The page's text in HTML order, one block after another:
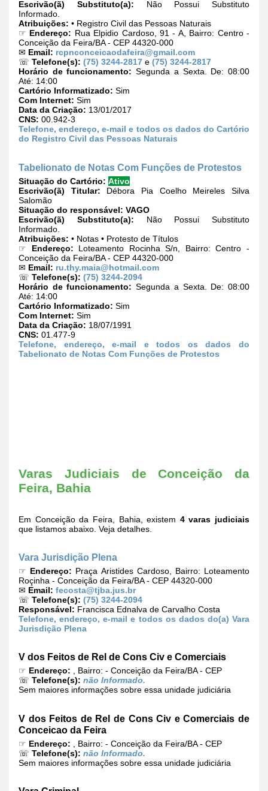
Escrivão(ã) Substituto(a): Não Possui Substituto
Informado.
Atribuições: • Registro Civil das Pessoas Naturais
☞ Endereço: Rua Elpidio Cardoso, 91 - A, Bairro: Centro -
Conceição da Feira/BA - CEP 44320-000
✉ Email: rcpnconceicaodafeira@gmail.com
☏ Telefone(s): (75) 3244-2817 e (75) 3244-2817
Horário de funcionamento: Segunda a Sexta. De: 08:00
Até: 14:00
Cartório Informatizado: Sim
Com Internet: Sim
Data da Criação: 13/01/2017
CNS: 00.942-3
Telefone, endereço, e-mail e todos os dados do Cartório
do Registro Civil das Pessoas Naturais
Tabelionato de Notas Com Funções de Protestos
Situação do Cartório: Ativo
Escrivão(ã) Titular: Débora Pia Coelho Meireles Silva
Salomão
Situação do responsável: VAGO
Escrivão(ã) Substituto(a): Não Possui Substituto
Informado.
Atribuições: • Notas • Protesto de Títulos
☞ Endereço: Loteamento Rocinha S/n, Bairro: Centro -
Conceição da Feira/BA - CEP 44320-000
✉ Email: ru.thy.maia@hotmail.com
☏ Telefone(s): (75) 3244-2094
Horário de funcionamento: Segunda a Sexta. De: 08:00
Até: 14:00
Cartório Informatizado: Sim
Com Internet: Sim
Data da Criação: 18/07/1991
CNS: 01.477-9
Telefone, endereço, e-mail e todos os dados do
Tabelionato de Notas Com Funções de Protestos
Varas Judiciais de Conceição da
Feira, Bahia
Em Conceição da Feira, Bahia, existem 4 varas judiciais
que listamos abaixo. Veja detalhes.
Vara Jurisdição Plena
☞ Endereço: Praça Aristides Cardoso, Bairro: Loteamento
Roçinha - Conceição da Feira/BA - CEP 44320-000
✉ Email: fecosta@tjba.jus.br
☏ Telefone(s): (75) 3244-2094
Responsável: Francisca Ednalva de Carvalho Costa
Telefone, endereço, e-mail e todos os dados do(a) Vara
Jurisdição Plena
V dos Feitos de Rel de Cons Civ e Comerciais
☞ Endereço: , Bairro: - Conceição da Feira/BA - CEP
☏ Telefone(s): não Informado.
Sem maiores informações sobre essa unidade judiciária
V dos Feitos de Rel de Cons Civ e Comerciais de
Conceicao da Feira
☞ Endereço: , Bairro: - Conceição da Feira/BA - CEP
☏ Telefone(s): não Informado.
Sem maiores informações sobre essa unidade judiciária